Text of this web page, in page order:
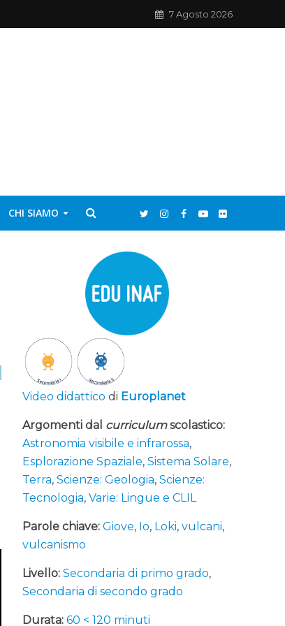
7 Agosto 2026
CHI SIAMO
Video didattico di Europlanet
Argomenti dal curriculumscolastico:
Astronomia visibile e infrarossa,
Esplorazione Spaziale,Sistema Solare,
Terra,Scienze: Geologia,Scienze:
Tecnologia,Varie: Lingue e CLIL
Parole chiave: Giove, Io, Loki,vulcani,
vulcanismo
Livello: Secondaria di primo grado,
Secondaria di secondo grado
Durata: 60 < 120 minuti